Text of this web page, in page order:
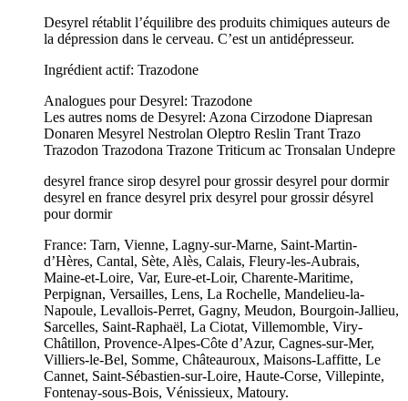
Desyrel rétablit l’équilibre des produits chimiques auteurs de
la dépression dans le cerveau. C’est un antidépresseur.
Ingrédient actif: Trazodone
Analogues pour Desyrel: Trazodone
Les autres noms de Desyrel: Azona Cirzodone Diapresan
Donaren Mesyrel Nestrolan Oleptro Reslin Trant Trazo
Trazodon Trazodona Trazone Triticum ac Tronsalan Undepre
desyrel france sirop desyrel pour grossir desyrel pour dormir
desyrel en france desyrel prix desyrel pour grossir désyrel
pour dormir
France: Tarn, Vienne, Lagny-sur-Marne, Saint-Martin-
d’Hères, Cantal, Sète, Alès, Calais, Fleury-les-Aubrais,
Maine-et-Loire, Var, Eure-et-Loir, Charente-Maritime,
Perpignan, Versailles, Lens, La Rochelle, Mandelieu-la-
Napoule, Levallois-Perret, Gagny, Meudon, Bourgoin-Jallieu,
Sarcelles, Saint-Raphaël, La Ciotat, Villemomble, Viry-
Châtillon, Provence-Alpes-Côte d’Azur, Cagnes-sur-Mer,
Villiers-le-Bel, Somme, Châteauroux, Maisons-Laffitte, Le
Cannet, Saint-Sébastien-sur-Loire, Haute-Corse, Villepinte,
Fontenay-sous-Bois, Vénissieux, Matoury.